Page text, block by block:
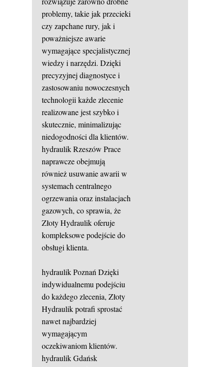
problemy, takie jak przecieki
czy zapchane rury, jak i
poważniejsze awarie
wymagające specjalistycznej
wiedzy i narzędzi. Dzięki
precyzyjnej diagnostyce i
zastosowaniu nowoczesnych
technologii każde zlecenie
realizowane jest szybko i
skutecznie, minimalizując
niedogodności dla klientów.
hydraulik Rzeszów Prace
naprawcze obejmują
również usuwanie awarii w
systemach centralnego
ogrzewania oraz instalacjach
gazowych, co sprawia, że
Złoty Hydraulik oferuje
kompleksowe podejście do
obsługi klienta.
hydraulik Poznań Dzięki
indywidualnemu podejściu
do każdego zlecenia, Złoty
Hydraulik potrafi sprostać
nawet najbardziej
wymagającym
oczekiwaniom klientów.
hydraulik Gdańsk